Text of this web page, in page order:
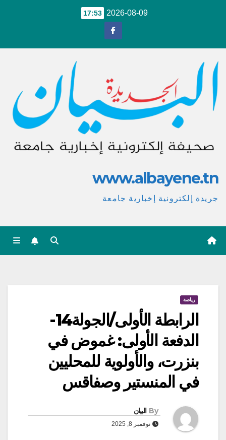
2026-08-09
17:53
www.albayene.tn
جريدة إلكترونية إخبارية جامعة
رياضة
الرابطة الأولى/الجولة14-
الدفعة الأولى: غموض في
بنزرت، والأولوية للمحليين
في المنستير وصفاقس
By البيان
نوفمبر 8, 2025